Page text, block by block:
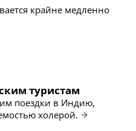
крайне медленно
туристам
поездки в Индию,
холерой.